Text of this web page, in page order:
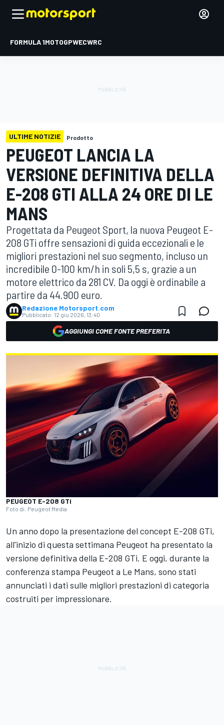
FORMULA 1MOTOGPWECWRC
ULTIME NOTIZIE Prodotto
PEUGEOT LANCIA LA
VERSIONE DEFINITIVA DELLA
E-208 GTI ALLA 24 ORE DI LE
MANS
Progettata da Peugeot Sport, la nuova Peugeot E-
208 GTi offre sensazioni di guida eccezionali e le
migliori prestazioni nel suo segmento, incluso un
incredibile 0-100 km/h in soli 5,5 s, grazie a un
motore elettrico da 281 CV. Da oggi è ordinabile a
partire da 44.900 euro.
Redazione Motorsport.com
Pubblicato: 12 giu 2026, 13:40
AGGIUNGI COME FONTE PREFERITA
PEUGEOT E-208 GTi
Foto di: Peugeot Media
Un anno dopo la presentazione del concept E-208 GTi,
all'inizio di questa settimana Peugeot ha presentato la
versione definitiva della E-208 GTi. E oggi, durante la
conferenza stampa Peugeot a Le Mans, sono stati
annunciati i dati sulle migliori prestazioni di categoria
costruiti per impressionare.